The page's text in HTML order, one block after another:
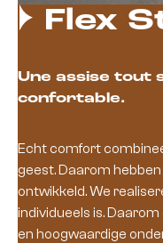
Flex
Une assise tout
confortable.
Echt comfort
geest. Daarom
ontwikkeld. We
individueels is.
en hoogwaardige